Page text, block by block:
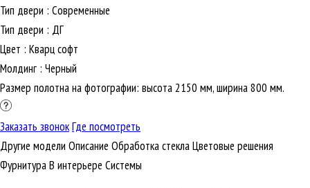
Тип двери : Современные
Тип двери : ДГ
Цвет : Кварц софт
Молдинг : Черный
Размер полотна на фотографии: высота 2150 мм, ширина 800 мм.
Заказать звонокГде посмотреть
Другие модели Описание Обработка стеклаЦветовые решения
ФурнитураВ интерьере Cистемы